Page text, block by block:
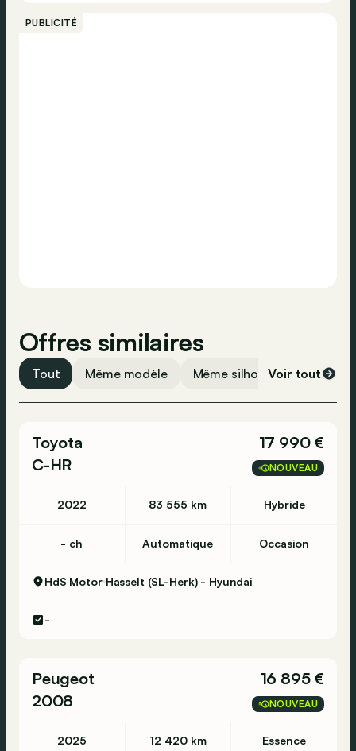
Norme Euro
PUBLICITÉ
Offres similaires
Tout Même modèle Même silhouette Même
Voir tout
Toyota
C-HR
17 990 €
NOUVEAU
2022 83 555 km Hybride
- ch Automatique Occasion
HdS Motor Hasselt (SL-Herk) - Hyundai
-
Peugeot
2008
16 895 €
NOUVEAU
2025 12 420 km Essence